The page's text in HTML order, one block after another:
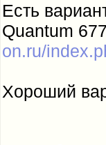
Есть
Quantum
on.ru/
Хороший